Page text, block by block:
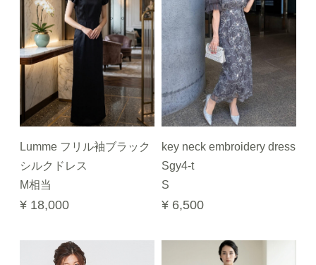
Lumme フリル袖ブラック
シルクドレス
M相当
¥ 18,000
key neck embroidery dress
Sgy4-t
S
¥ 6,500